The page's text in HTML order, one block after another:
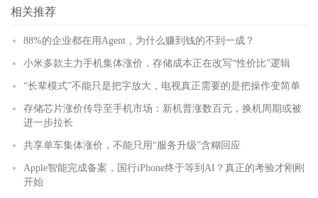
相关推荐
88%的企业都在用Agent，为什么赚到钱的不到一成？
小米多款主力手机集体涨价，存储成本正在改写“性价比”逻辑
“长辈模式”不能只是把字放大，电视真正需要的是把操作变简单
存储芯片涨价传导至手机市场：新机普涨数百元，换机周期或被
进一步拉长
共享单车集体涨价，不能只用“服务升级”含糊回应
Apple智能完成备案，国行iPhone终于等到AI？真正的考验才刚刚
开始